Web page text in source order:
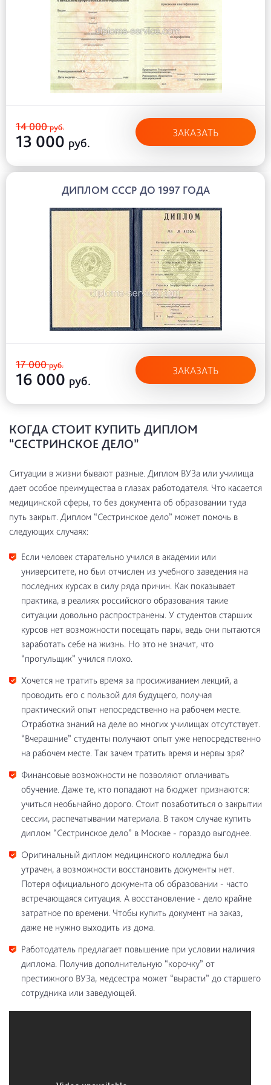
14 000руб.
13 000 руб.
ЗАКАЗАТЬ
ДИПЛОМ СССР ДО 1997 ГОДА
17 000руб.
16 000 руб.
ЗАКАЗАТЬ
КОГДА СТОИТ КУПИТЬ ДИПЛОМ
“СЕСТРИНСКОЕ ДЕЛО”
Ситуации в жизни бывают разные. Диплом ВУЗа или училища
дает особое преимущества в глазах работодателя. Что касается
медицинской сферы, то без документа об образовании туда
путь закрыт. Диплом “Сестринское дело” может помочь в
следующих случаях:
Если человек старательно учился в академии или
университете, но был отчислен из учебного заведения на
последних курсах в силу ряда причин. Как показывает
практика, в реалиях российского образования такие
ситуации довольно распространены. У студентов старших
курсов нет возможности посещать пары, ведь они пытаются
заработать себе на жизнь. Но это не значит, что
“прогульщик” учился плохо.
Хочется не тратить время за просиживанием лекций, а
проводить его с пользой для будущего, получая
практический опыт непосредственно на рабочем месте.
Отработка знаний на деле во многих училищах отсутствует.
“Вчерашние” студенты получают опыт уже непосредственно
на рабочем месте. Так зачем тратить время и нервы зря?
Финансовые возможности не позволяют оплачивать
обучение. Даже те, кто попадают на бюджет признаются:
учиться необычайно дорого. Стоит позаботиться о закрытии
сессии, распечатывании материала. В таком случае купить
диплом “Сестринское дело” в Москве - гораздо выгоднее.
Оригинальный диплом медицинского колледжа был
утрачен, а возможности восстановить документы нет.
Потеря официального документа об образовании - часто
встречающаяся ситуация. А восстановление - дело крайне
затратное по времени. Чтобы купить документ на заказ,
даже не нужно выходить из дома.
Работодатель предлагает повышение при условии наличия
диплома. Получив дополнительную “корочку” от
престижного ВУЗа, медсестра может “вырасти” до старшего
сотрудника или заведующей.